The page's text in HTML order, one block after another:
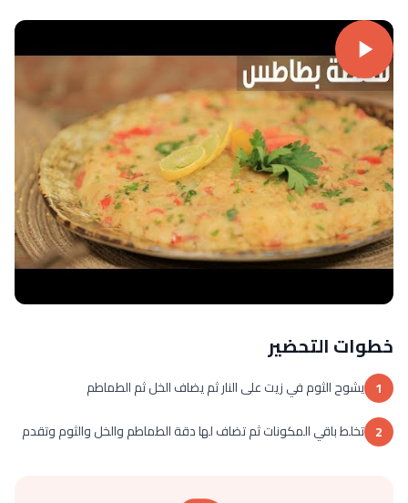
خطوات التحضير
1 يشوح الثوم في زيت على النار ثم يضاف الخل ثم الطماطم
2 تخلط باقي المكونات ثم تضاف لها دقة الطماطم والخل والثوم وتقدم